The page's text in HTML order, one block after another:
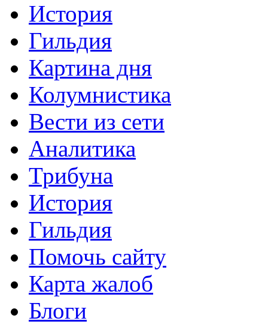
История
Гильдия
Картина дня
Колумнистика
Вести из сети
Аналитика
Трибуна
История
Гильдия
Помочь сайту
Карта жалоб
Блоги